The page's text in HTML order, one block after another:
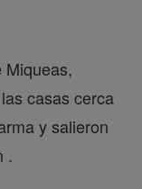
Miqueas,
casas cerca
y salieron
.